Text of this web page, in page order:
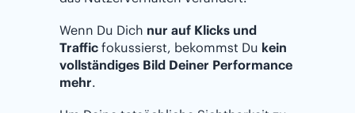
Wenn Du Dich nur auf Klicks und
Traffic fokussierst, bekommst Du kein
vollständiges Bild Deiner Performance
mehr.